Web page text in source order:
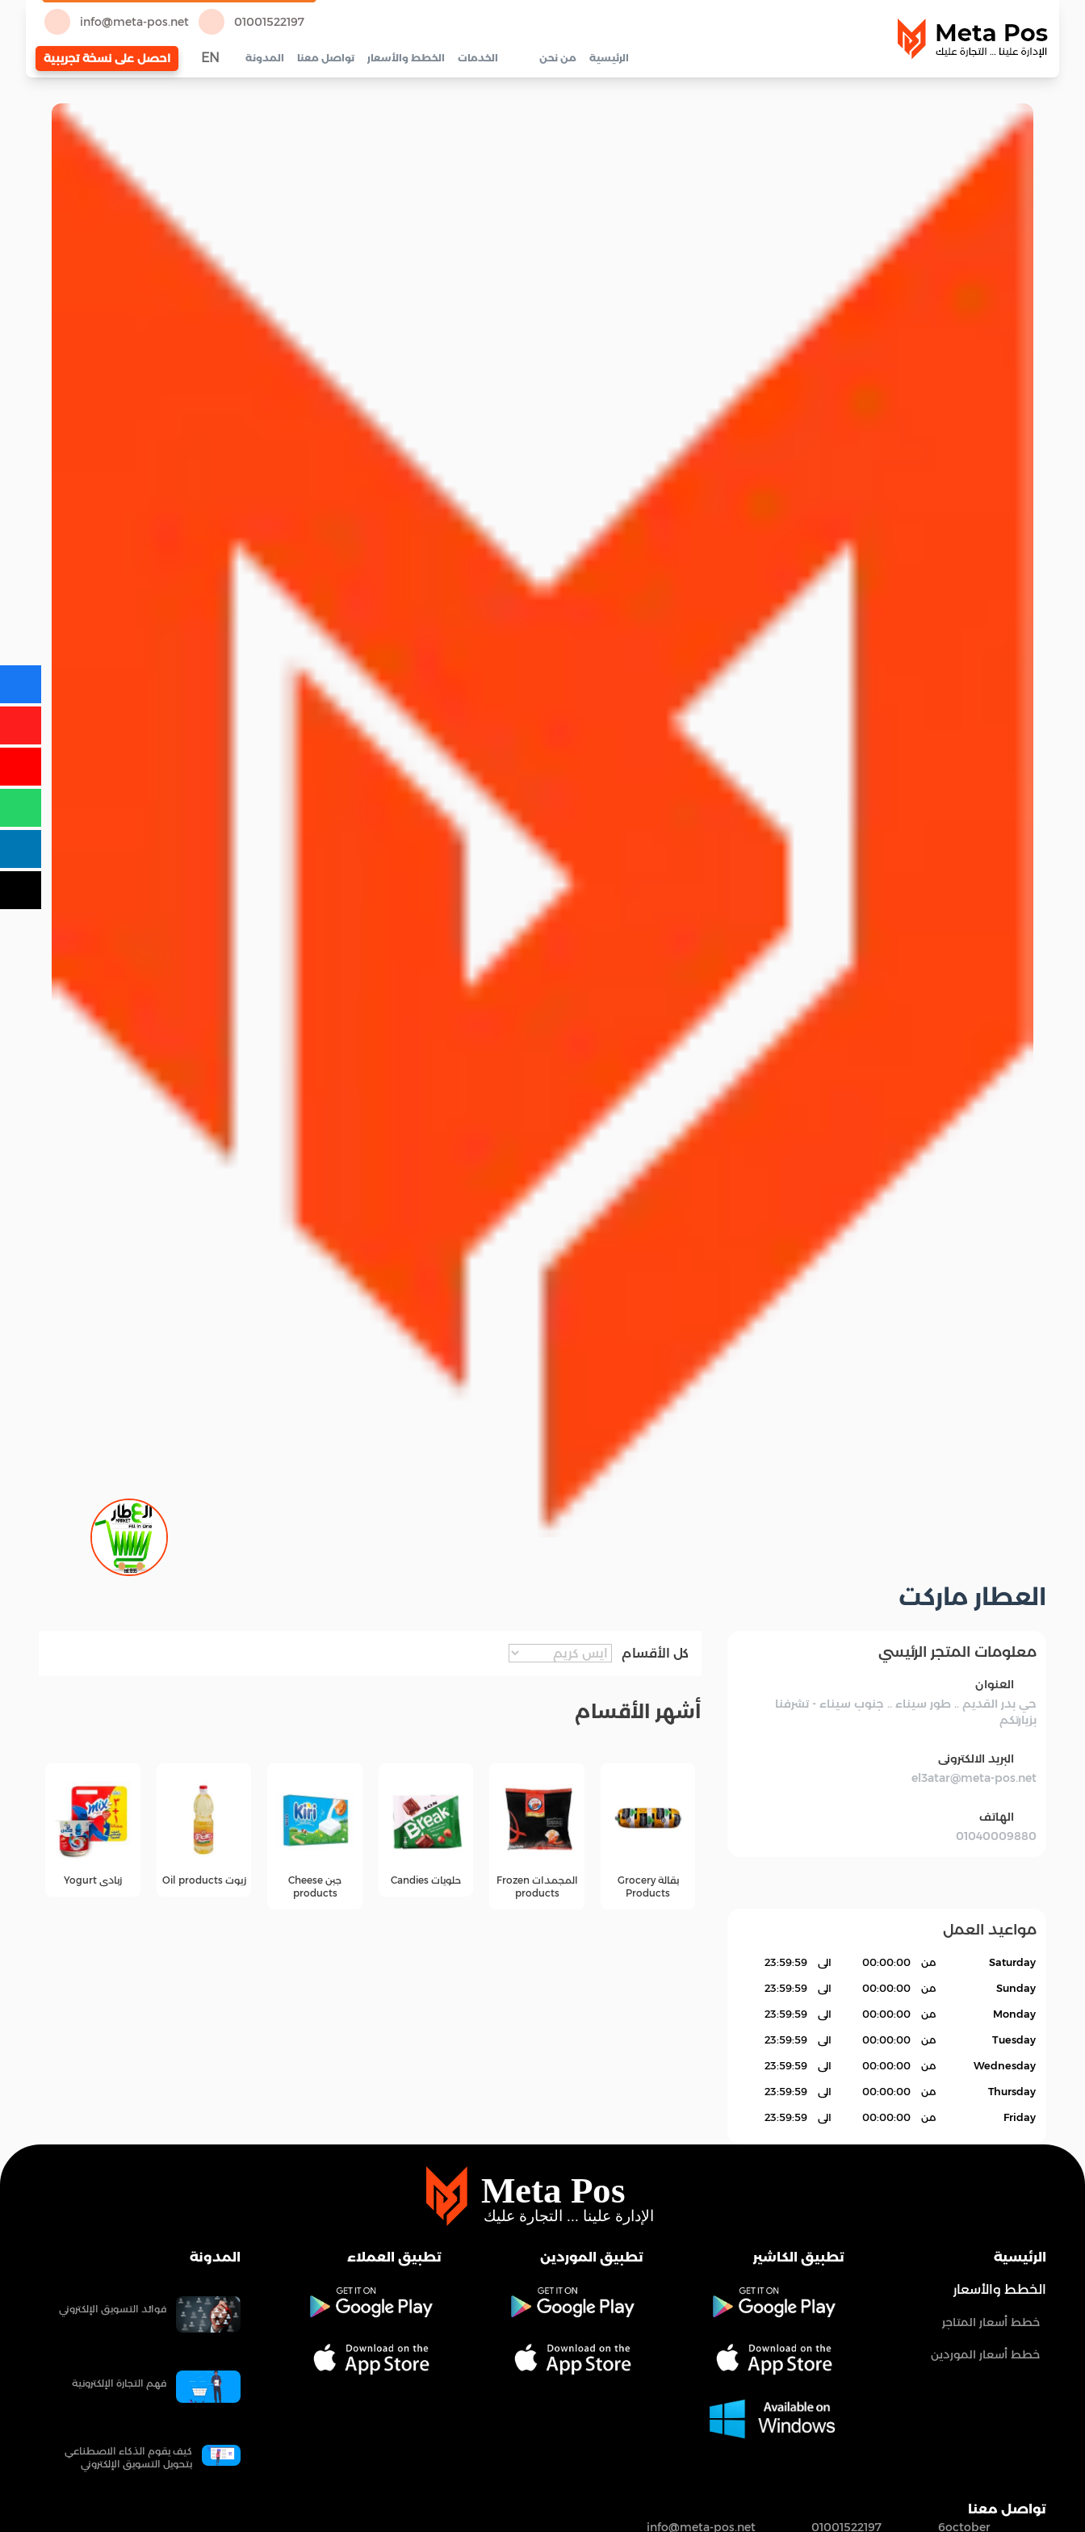
01001522197
info@meta-pos.net
الرئيسية من نحن الخدمات الخطط والأسعار تواصل معنا المدونة EN احصل على نسخة تجريبية
العطار ماركت
معلومات المتجر الرئيسي
العنوان
حي بدر القديم .. طور سيناء .. جنوب سيناء - تشرفنا
بزيارتكم
البريد الالكترونى
el3atar@meta-pos.net
الهاتف
01040009880
مواعيد العمل
Saturday من 00:00:00 الى 23:59:59
Sunday من 00:00:00 الى 23:59:59
Monday من 00:00:00 الى 23:59:59
Tuesday من 00:00:00 الى 23:59:59
Wednesday من 00:00:00 الى 23:59:59
Thursday من 00:00:00 الى 23:59:59
Friday من 00:00:00 الى 23:59:59
كل الأقسام
أشهر الأقسام
المجمدات Frozen
products
حلويات Candies
جبن Cheese
زيوت Oil products زبادى Yogurt عصائر
الرئيسية
الخطط والأسعار
خطط أسعار المتاجر
خطط أسعار الموردين
تطبيق الكاشير تطبيق الموردين تطبيق العملاء المدونة
فوائد التسويق الإلكتروني
فهم التجارة الإلكترونية
كيف يقوم الذكاء الاصطناعي
بتحويل التسويق الإلكتروني
تواصل معنا
6october
01001522197
info@meta-pos.net